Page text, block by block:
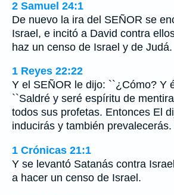
2 Samuel 24:1
De nuevo la ira del SEÑOR se
Israel, e incitó a David contra
haz un censo de Israel y de Judá.
1 Reyes 22:22
Y el SEÑOR le dijo: ``¿Cómo? Y
``Saldré y seré espíritu de
todos sus profetas. Entonces El
inducirás y también
1 Crónicas 21:1
Y se levantó Satanás contra
a hacer un censo de Israel.